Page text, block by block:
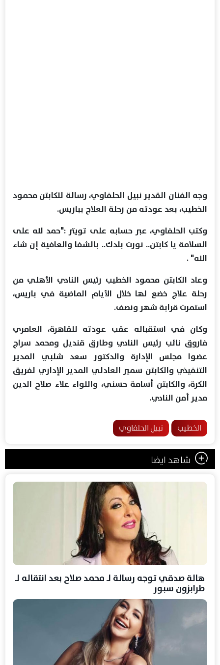
وجه الفنان القدير نبيل الحلفاوي، رسالة للكابتن محمود
الخطيب، بعد عودته من رحلة العلاج بباريس.
وكتب الحلفاوي، عبر حسابه على تويتر :"حمد لله على
السلامة يا كابتن.. نورت بلدك.. بالشفا والعافية إن شاء
الله" .
وعاد الكابتن محمود الخطيب رئيس النادي الأهلي من
رحلة علاج خضع لها خلال الأيام الماضية في باريس،
استمرت قرابة شهر ونصف.
وكان في استقباله عقب عودته للقاهرة، العامري
فاروق نائب رئيس النادي وطارق قنديل ومحمد سراج
عضوا مجلس الإدارة والدكتور سعد شلبي المدير
التنفيذي والكابتن سمير العادلي المدير الإداري لفريق
الكرة، والكابتن أسامة حسني، واللواء علاء صلاح الدين
مدير أمن النادي.
الخطيب نبيل الحلفاوي
شاهد ايضا
هالة صدقي توجه رسالة لـ محمد صلاح بعد انتقاله لـ
طرابزون سبور